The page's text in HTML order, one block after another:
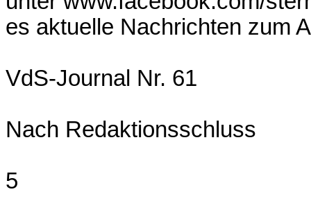
es aktuelle Nachrichten zum
VdS-Journal Nr. 61
Nach Redaktionsschluss
5